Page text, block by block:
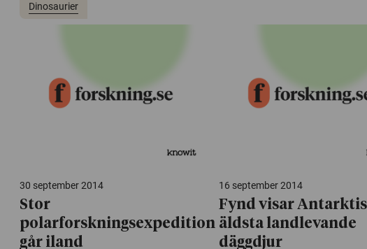
Dinosaurier
30 september 2014
Stor
polarforskningsexpedition
går iland
16 september 2014
Fynd visar Antarktis
äldsta landlevande
däggdjur